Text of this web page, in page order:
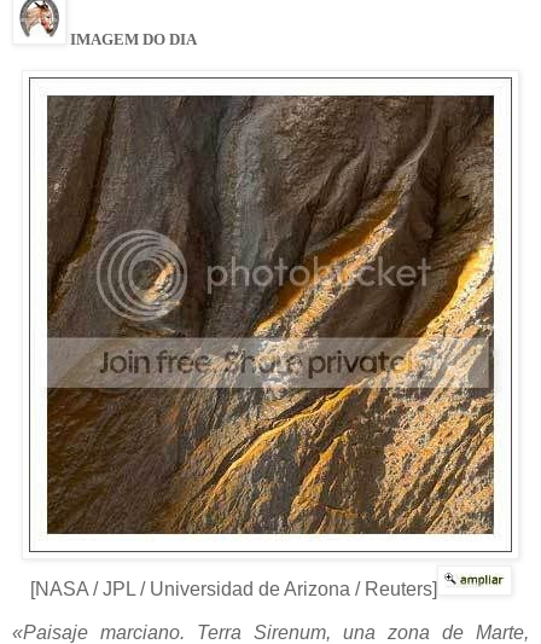
IMAGEM DO DIA
[NASA / JPL / Universidad de Arizona / Reuters]
«Paisaje marciano. Terra Sirenum, una zona de Marte,